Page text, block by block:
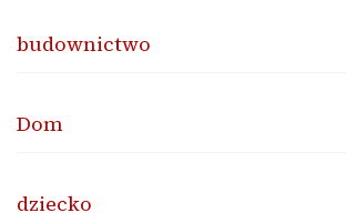
budownictwo
Dom
dziecko